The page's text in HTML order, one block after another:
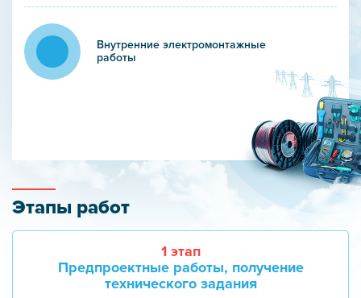
Внутренние электромонтажные
работы
Этапы работ
1 этап
Предпроектные работы, получение
технического задания